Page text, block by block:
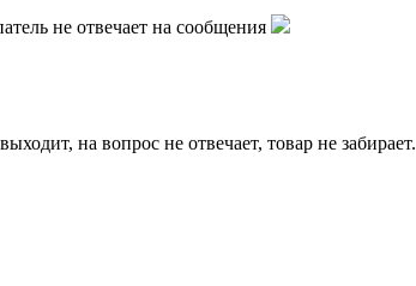
не отвечает на сообщения
на вопрос не отвечает, товар не забирает.